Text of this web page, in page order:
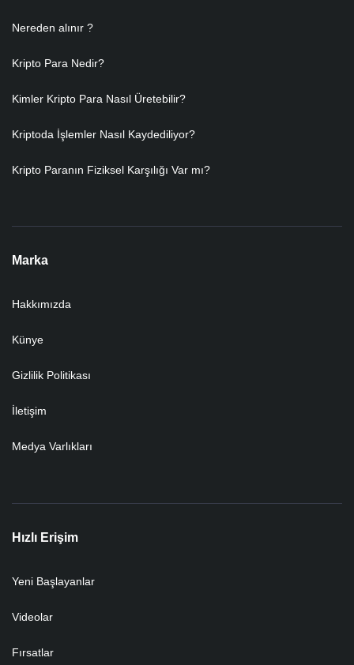
Nereden alınır ?
Kripto Para Nedir?
Kimler Kripto Para Nasıl Üretebilir?
Kriptoda İşlemler Nasıl Kaydediliyor?
Kripto Paranın Fiziksel Karşılığı Var mı?
Marka
Hakkımızda
Künye
Gizlilik Politikası
İletişim
Medya Varlıkları
Hızlı Erişim
Yeni Başlayanlar
Videolar
Fırsatlar